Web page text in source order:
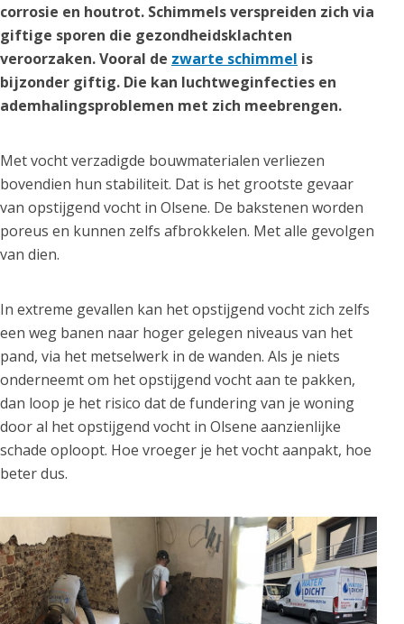
corrosie en houtrot. Schimmels verspreiden zich via
giftige sporen die gezondheidsklachten
veroorzaken. Vooral de zwarte schimmel is
bijzonder giftig. Die kan luchtweginfecties en
ademhalingsproblemen met zich meebrengen.
Met vocht verzadigde bouwmaterialen verliezen
bovendien hun stabiliteit. Dat is het grootste gevaar
van opstijgend vocht in Olsene. De bakstenen worden
poreus en kunnen zelfs afbrokkelen. Met alle gevolgen
van dien.
In extreme gevallen kan het opstijgend vocht zich zelfs
een weg banen naar hoger gelegen niveaus van het
pand, via het metselwerk in de wanden. Als je niets
onderneemt om het opstijgend vocht aan te pakken,
dan loop je het risico dat de fundering van je woning
door al het opstijgend vocht in Olsene aanzienlijke
schade oploopt. Hoe vroeger je het vocht aanpakt, hoe
beter dus.